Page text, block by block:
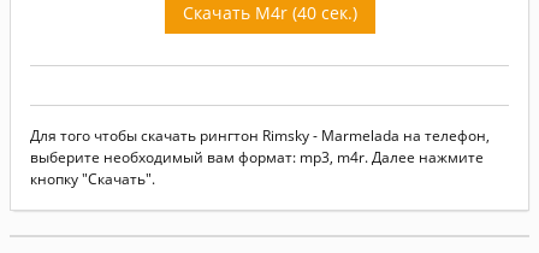
Скачать M4r (40 сек.)
Для того чтобы скачать рингтон Rimsky - Marmelada на телефон,
выберите необходимый вам формат: mp3, m4r. Далее нажмите
кнопку "Скачать".